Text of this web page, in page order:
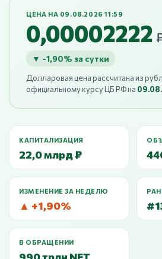
ЦЕНА НА 09.08.2026 11:59
0,00002222
▼ -1,90% за сутки
Долларовая цена рассчитана из
официальному курсу ЦБ РФ на
КАПИТАЛИЗАЦИЯ
22,0 млрд ₽
ИЗМЕНЕНИЕ ЗА НЕДЕЛЮ
▲ +1,90%
В ОБРАЩЕНИИ